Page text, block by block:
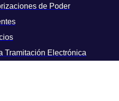
de Poder
Tramitación Electrónica